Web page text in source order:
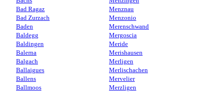
Bad Ragaz
Bad Zurzach
Baden
Baldegg
Baldingen
Balerna
Balgach
Ballaigues
Ballens
Ballmoos
Menznau
Menzonio
Merenschwand
Mergoscia
Meride
Merishausen
Merligen
Merlischachen
Mervelier
Merzligen